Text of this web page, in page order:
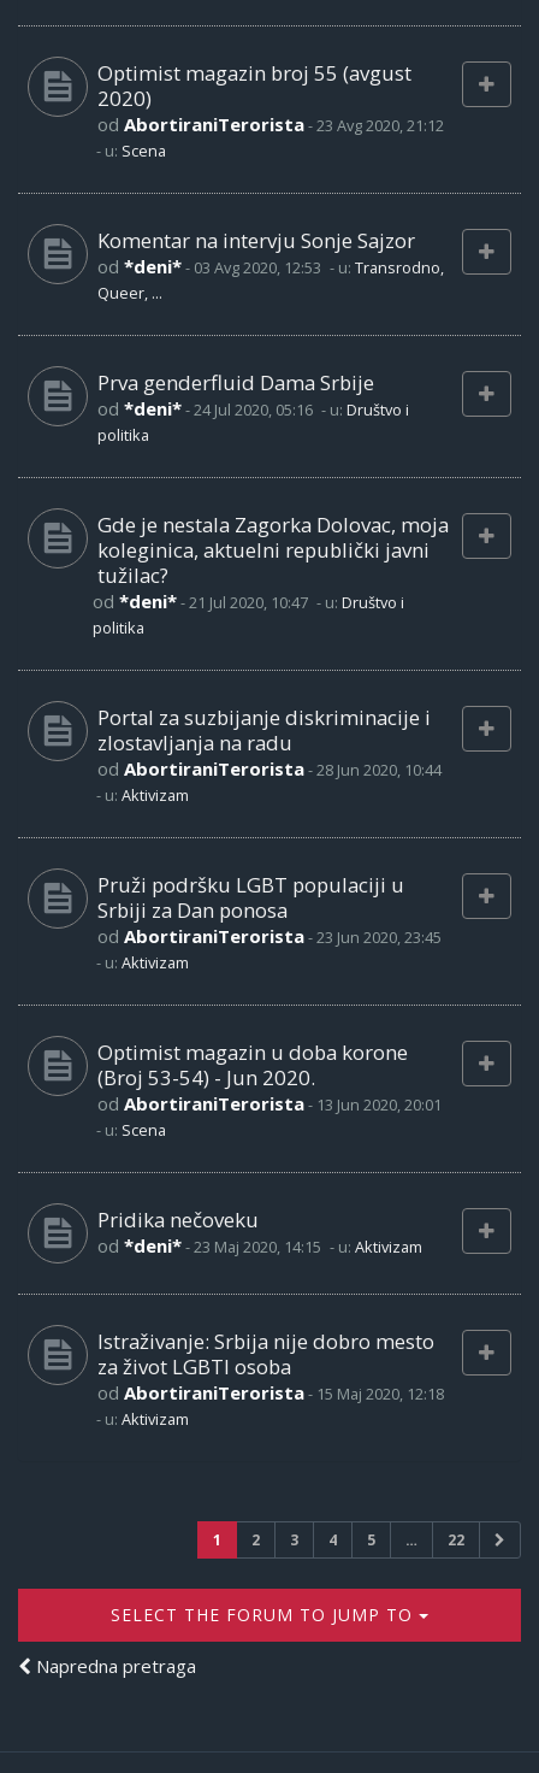
Optimist magazin broj 55 (avgust
2020)
od AbortiraniTerorista-23 Avg 2020, 21:12
- u: Scena
Komentar na intervju Sonje Sajzor
od *deni*- 03 Avg 2020, 12:53 - u: Transrodno,
Queer, ...
Prva genderfluid Dama Srbije
od *deni*-24 Jul 2020, 05:16 - u: Društvo i
politika
Gde je nestala Zagorka Dolovac, moja
koleginica, aktuelni republički javni
tužilac?
od *deni*-21 Jul 2020, 10:47 - u: Društvo i
politika
Portal za suzbijanje diskriminacije i
zlostavljanja na radu
od AbortiraniTerorista-28 Jun 2020, 10:44
- u: Aktivizam
Pruži podršku LGBT populaciji u
Srbiji za Dan ponosa
od AbortiraniTerorista-23 Jun 2020, 23:45
- u: Aktivizam
Optimist magazin u doba korone
(Broj 53-54) - Jun 2020.
od AbortiraniTerorista- 13 Jun 2020, 20:01
- u: Scena
Pridika nečoveku
od *deni*-23 Maj 2020, 14:15 - u: Aktivizam
Istraživanje: Srbija nije dobro mesto
za život LGBTI osoba
od AbortiraniTerorista- 15 Maj 2020, 12:18
- u: Aktivizam
1 2 3 4 5 … 22
SELECT THE FORUM TO JUMP TO
Napredna pretraga